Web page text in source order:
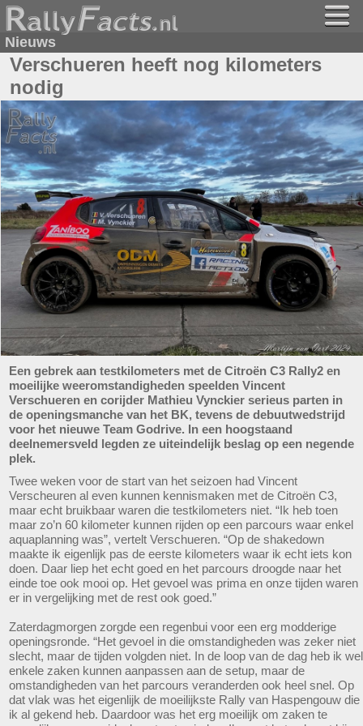
Nieuws
Verschueren heeft nog kilometers
nodig
Een gebrek aan testkilometers met de Citroën C3 Rally2 en
moeilijke weeromstandigheden speelden Vincent
Verschueren en corijder Mathieu Vynckier serieus parten in
de openingsmanche van het BK, tevens de debuutwedstrijd
voor het nieuwe Team Godrive. In een hoogstaand
deelnemersveld legden ze uiteindelijk beslag op een negende
plek.
Twee weken voor de start van het seizoen had Vincent
Verscheuren al even kunnen kennismaken met de Citroën C3,
maar echt bruikbaar waren die testkilometers niet. “Ik heb toen
maar zo’n 60 kilometer kunnen rijden op een parcours waar enkel
aquaplanning was”, vertelt Verschueren. “Op de shakedown
maakte ik eigenlijk pas de eerste kilometers waar ik echt iets kon
doen. Daar liep het echt goed en het parcours droogde naar het
einde toe ook mooi op. Het gevoel was prima en onze tijden waren
er in vergelijking met de rest ook goed.”
Zaterdagmorgen zorgde een regenbui voor een erg modderige
openingsronde. “Het gevoel in die omstandigheden was zeker niet
slecht, maar de tijden volgden niet. In de loop van de dag heb ik wel
enkele zaken kunnen aanpassen aan de setup, maar de
omstandigheden van het parcours veranderden ook heel snel. Op
dat vlak was het eigenlijk de moeilijkste Rally van Haspengouw die
ik al gekend heb. Daardoor was het erg moeilijk om zaken te